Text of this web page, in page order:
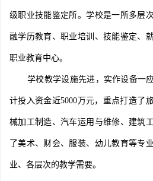
级职业技能鉴定所。学校是一所多层
融学历教育、职业培训、技能鉴定、
职业教育中心。
学校教学设施先进，实作设备一应
计投入资金近5000万元，重点打造了
械加工制造、汽车运用与维修、建筑
了美术、财会、服装、幼儿教育等专
业、各层次的教学需要。